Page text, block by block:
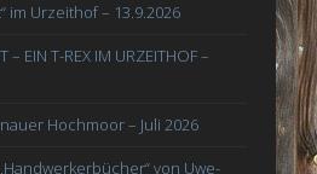
im Urzeithof – 13.9.2026
– EIN T-REX IM URZEITHOF –
Hochmoor – Juli 2026
von Uwe-